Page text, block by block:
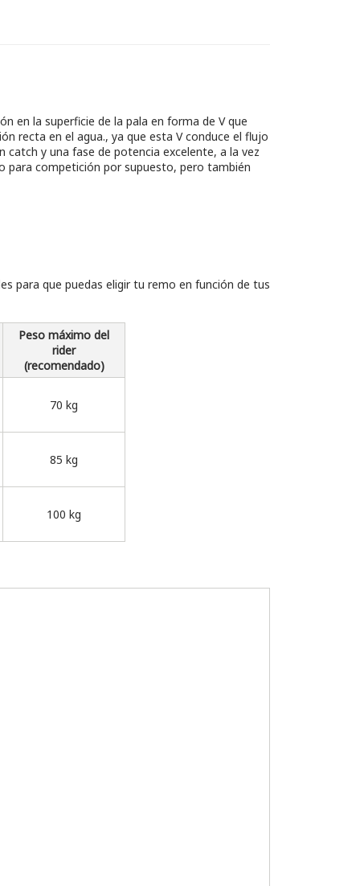
en la superficie de la pala en forma de V que
recta en el agua., ya que esta V conduce el flujo
catch y una fase de potencia excelente, a la vez
para competición por supuesto, pero también
para que puedas eligir tu remo en función de tus
Peso máximo del
rider
(recomendado)
70 kg
85 kg
100 kg